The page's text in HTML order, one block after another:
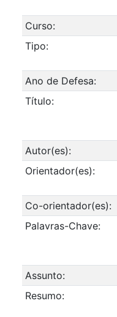
Curso:
Tipo:
Ano de Defesa:
Título:
Autor(es):
Orientador(es):
Co-orientador(es):
Palavras-Chave:
Assunto:
Resumo: